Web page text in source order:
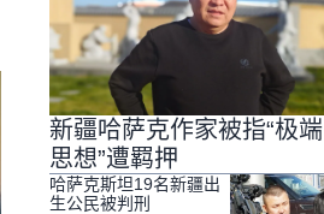
新疆哈萨克作家被指“极端
思想”遭羁押
哈萨克斯坦19名新疆出
生公民被判刑